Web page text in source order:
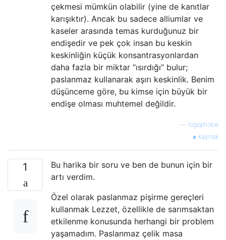
çekmesi mümkün olabilir (yine de kanıtlar
karışıktır). Ancak bu sadece alliumlar ve
kaseler arasında temas kurduğunuz bir
endişedir ve pek çok insan bu keskin
keskinliğin küçük konsantrasyonlardan
daha fazla bir miktar “ısırdığı” bulur;
paslanmaz kullanarak aşırı keskinlik. Benim
düşünceme göre, bu kimse için büyük bir
endişe olması muhtemel değildir.
logophobe
kaynak
1
Bu harika bir soru ve ben de bunun için bir
artı verdim.
Özel olarak paslanmaz pişirme gereçleri
kullanmak Lezzet, özellikle de sarımsaktan
etkilenme konusunda herhangi bir problem
yaşamadım. Paslanmaz çelik masa